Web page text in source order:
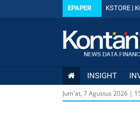
EPAPER KSTORE |
INSIGHT
Jum'at, 7 Agustus 2026 |